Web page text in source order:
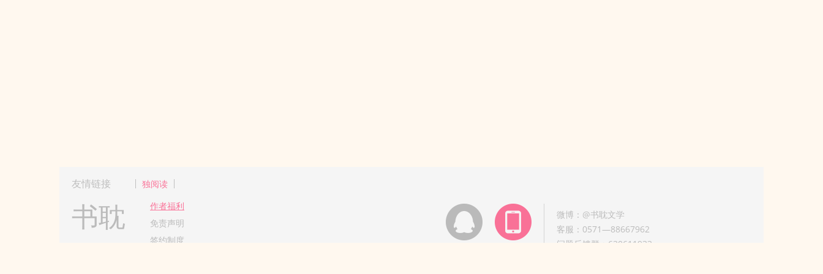
友情链接 独阅读
书耽
作者福利
免责声明
签约制度
微博：@书耽文学
客服：0571—88667962
问题反馈群：630611933